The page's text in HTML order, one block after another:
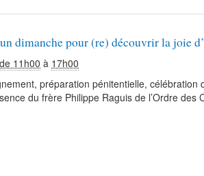
dimanche pour (re) découvrir la joie
11h00 à 17h00
préparation pénitentielle, célébration
du frère Philippe Raguis de l’Ordre